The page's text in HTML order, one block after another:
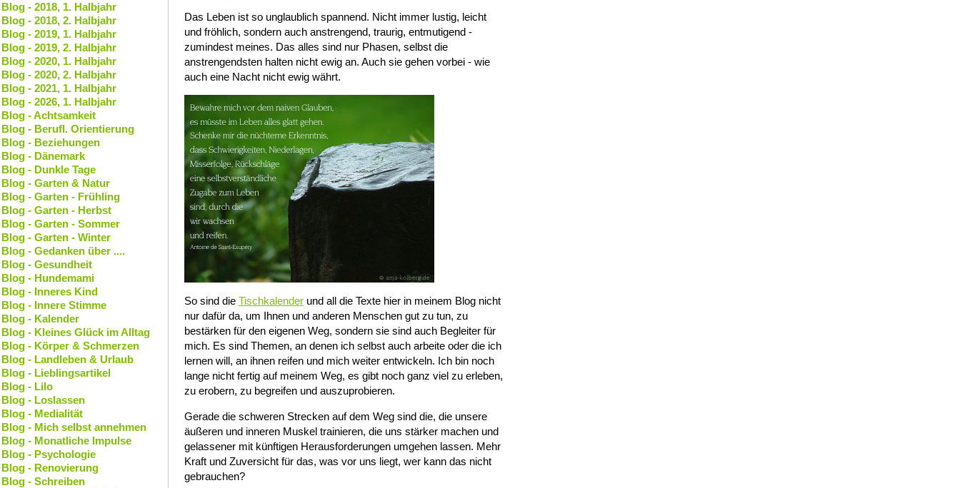
Das Leben ist so unglaublich spannend. Nicht immer lustig, leicht
und fröhlich, sondern auch anstrengend, traurig, entmutigend -
zumindest meines. Das alles sind nur Phasen, selbst die
anstrengendsten halten nicht ewig an. Auch sie gehen vorbei - wie
auch eine Nacht nicht ewig währt.
So sind die Tischkalender und all die Texte hier in meinem Blog nicht
nur dafür da, um Ihnen und anderen Menschen gut zu tun, zu
bestärken für den eigenen Weg, sondern sie sind auch Begleiter für
mich. Es sind Themen, an denen ich selbst auch arbeite oder die ich
lernen will, an ihnen reifen und mich weiter entwickeln. Ich bin noch
lange nicht fertig auf meinem Weg, es gibt noch ganz viel zu erleben,
zu erobern, zu begreifen und auszuprobieren.
Gerade die schweren Strecken auf dem Weg sind die, die unsere
äußeren und inneren Muskel trainieren, die uns stärker machen und
gelassener mit künftigen Herausforderungen umgehen lassen. Mehr
Kraft und Zuversicht für das, was vor uns liegt, wer kann das nicht
gebrauchen?
Blog - 2018, 1. Halbjahr
Blog - 2018, 2. Halbjahr
Blog - 2019, 1. Halbjahr
Blog - 2019, 2. Halbjahr
Blog - 2020, 1. Halbjahr
Blog - 2020, 2. Halbjahr
Blog - 2021, 1. Halbjahr
Blog - 2026, 1. Halbjahr
Blog - Achtsamkeit
Blog - Berufl. Orientierung
Blog - Beziehungen
Blog - Dänemark
Blog - Dunkle Tage
Blog - Garten & Natur
Blog - Garten - Frühling
Blog - Garten - Herbst
Blog - Garten - Sommer
Blog - Garten - Winter
Blog - Gedanken über ....
Blog - Gesundheit
Blog - Hundemami
Blog - Inneres Kind
Blog - Innere Stimme
Blog - Kalender
Blog - Kleines Glück im Alltag
Blog - Körper & Schmerzen
Blog - Landleben & Urlaub
Blog - Lieblingsartikel
Blog - Lilo
Blog - Loslassen
Blog - Medialität
Blog - Mich selbst annehmen
Blog - Monatliche Impulse
Blog - Psychologie
Blog - Renovierung
Blog - Schreiben